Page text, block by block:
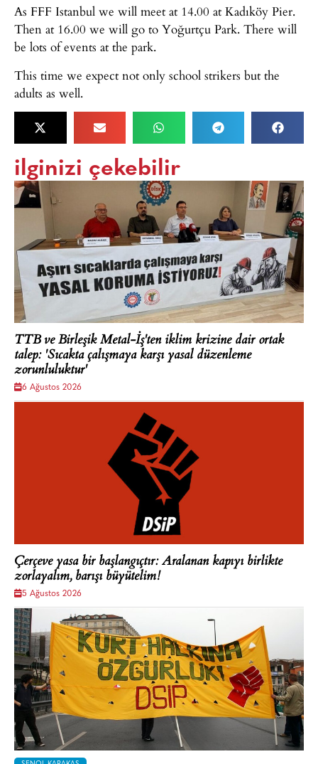
As FFF Istanbul we will meet at 14.00 at Kadıköy Pier.
Then at 16.00 we will go to Yoğurtçu Park. There will
be lots of events at the park.
This time we expect not only school strikers but the
adults as well.
ilginizi çekebilir
TTB ve Birleşik Metal-İş'ten iklim krizine dair ortak
talep: 'Sıcakta çalışmaya karşı yasal düzenleme
zorunluluktur'
6 Ağustos 2026
Çerçeve yasa bir başlangıçtır: Aralanan kapıyı birlikte
zorlayalım, barışı büyütelim!
5 Ağustos 2026